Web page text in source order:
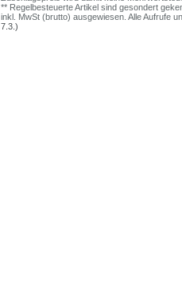
** Regelbesteuerte Artikel sind gesondert
inkl. MwSt (brutto) ausgewiesen. Alle Aufrufe
7.3.)